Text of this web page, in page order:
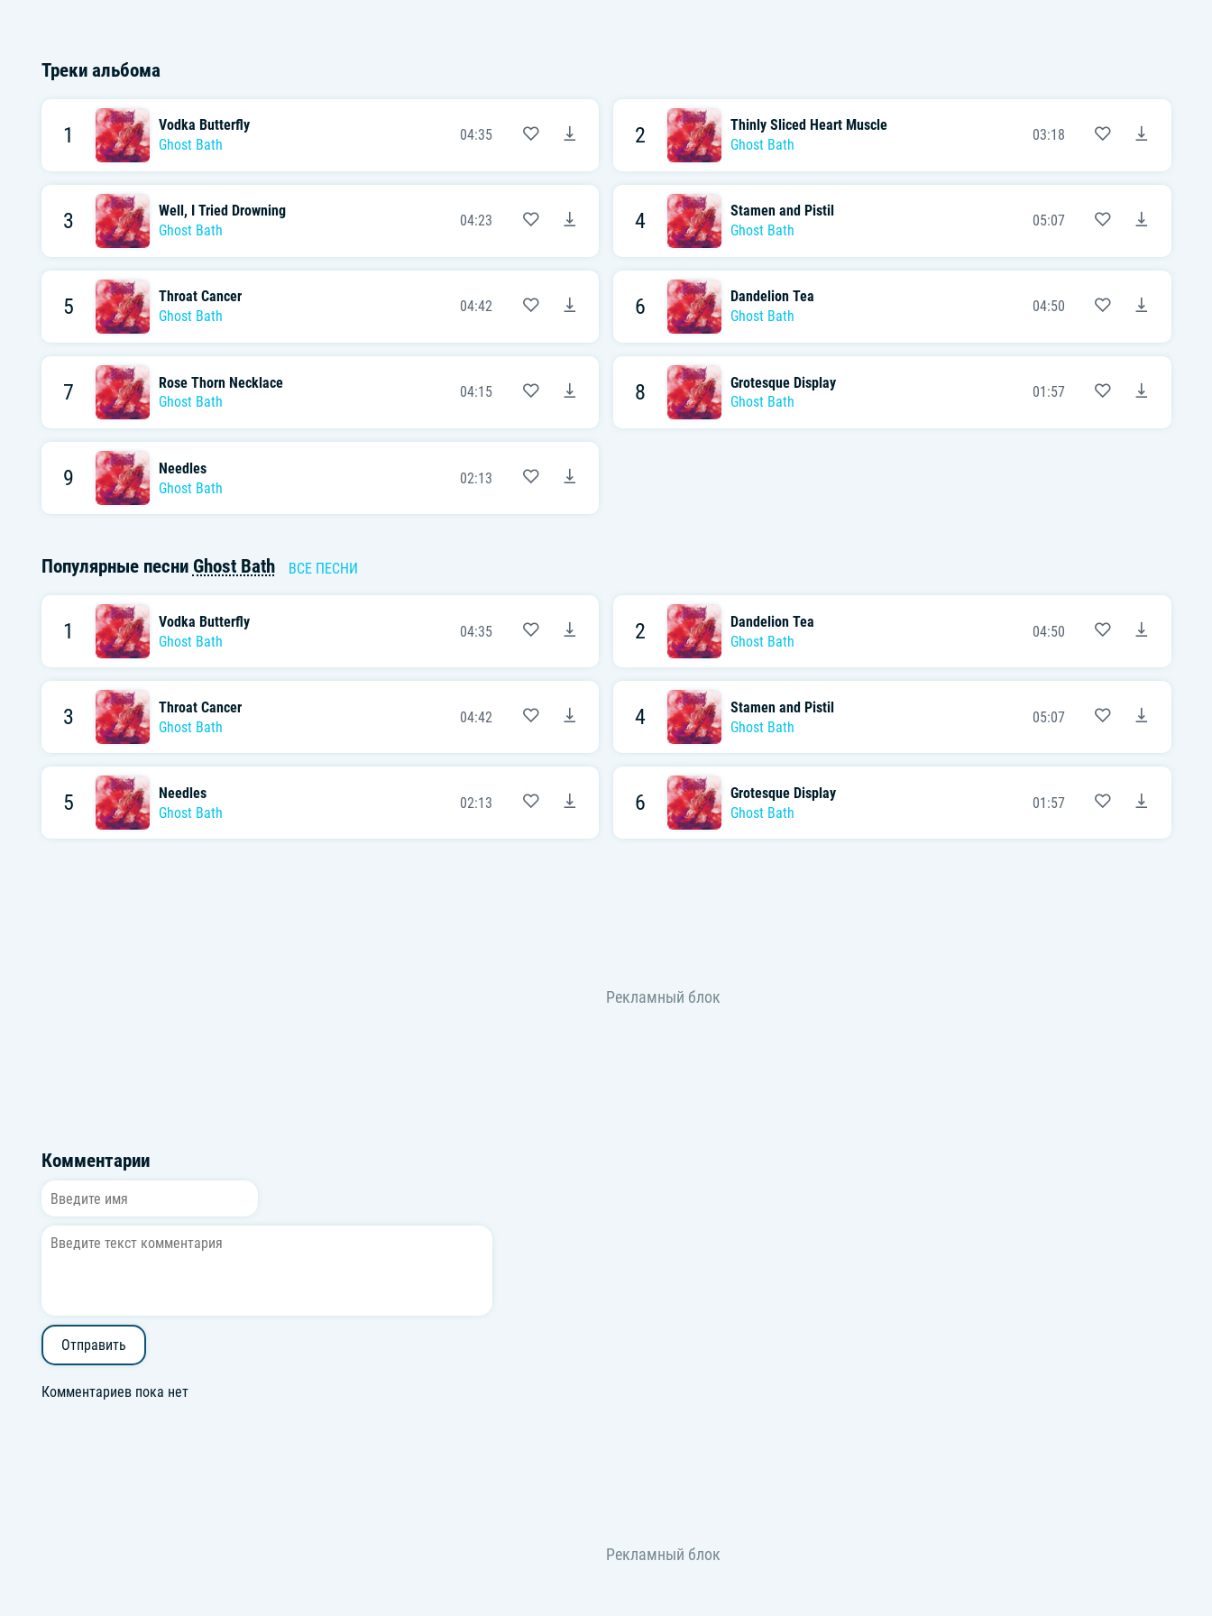
Треки альбома
1
Vodka Butterfly
Ghost Bath
04:35 2
Thinly Sliced Heart Muscle
Ghost Bath
03:18
3
Well, I Tried Drowning
Ghost Bath
04:23 4
Stamen and Pistil
Ghost Bath
05:07
5
Throat Cancer
Ghost Bath
04:42 6
Dandelion Tea
Ghost Bath
04:50
7
Rose Thorn Necklace
Ghost Bath
04:15 8
Grotesque Display
Ghost Bath
01:57
9
Needles
Ghost Bath
02:13
Популярные песни Ghost Bath ВСЕ ПЕСНИ
1
Vodka Butterfly
Ghost Bath
04:35 2
Dandelion Tea
Ghost Bath
04:50
3
Throat Cancer
Ghost Bath
04:42 4
Stamen and Pistil
Ghost Bath
05:07
5
Needles
Ghost Bath
02:13 6
Grotesque Display
Ghost Bath
01:57
Комментарии
Отправить
Комментариев пока нет